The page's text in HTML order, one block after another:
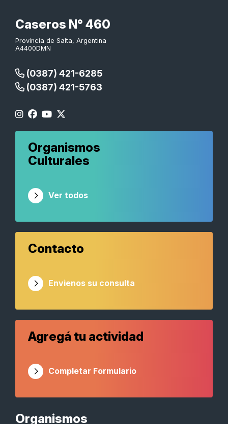
Caseros N° 460
Provincia de Salta, Argentina
A4400DMN
(0387) 421-6285
(0387) 421-5763
Organismos
Organismos
Culturales
Ver todos
Contacto
Envienos su consulta
Agregá tu actividad
Completar Formulario